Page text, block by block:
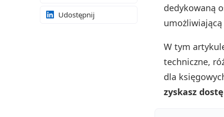
Udostępnij
dedykowaną
umożliwiającą
W tym
techniczne,
dla
zyskasz